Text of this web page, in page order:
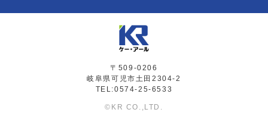
〒509-0206
岐阜県可児市土田2304-2
TEL:0574-25-6533
©KR CO.,LTD.